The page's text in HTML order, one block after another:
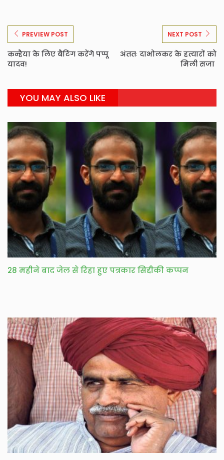
PREVIEW POST
कन्हैया के लिए बैटिंग करेंगे पप्पू
यादव!
NEXT POST
अंततः दाभोलकर के हत्यारों को
मिली सजा
YOU MAY ALSO LIKE
28 महीने बाद जेल से रिहा हुए पत्रकार सिद्दीकी कप्पन